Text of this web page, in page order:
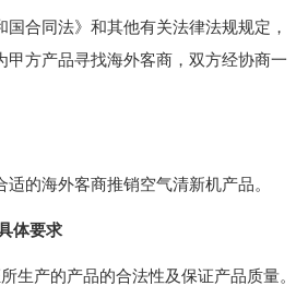
合同法》和其他有关法律法规规定，
甲方产品寻找海外客商，双方经协商一
的海外客商推销空气清新机产品。
体要求
产的产品的合法性及保证产品质量。